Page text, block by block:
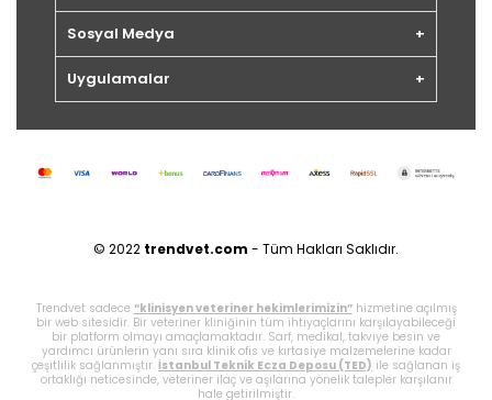
Sosyal Medya
Uygulamalar
© 2022 trendvet.com - Tüm Hakları Saklıdır.
Trendvet sadece “klinisyen veteriner hekimlerimizin”hizmetine açılmış
bir web sitesidir. Bir veteriner kliniğinin tüm ihtiyaçlarını karşılayabileceği
bir platform olmayı amaçlamaktadır. Sarf, medikal, takviye besin ve
yardımcı ürünlerin yanı sıra klinik ofis ve kırtasiye malzemelerine kadar
çeşitlilik sağlanmıştır. İstanbul Teknik Ecza Deposu (TED) ile sağlanan iş
ortaklığı neticesinde, veteriner ilaç ve aşılarına yönelik talepler karşılanır
hale getirilmiştir.